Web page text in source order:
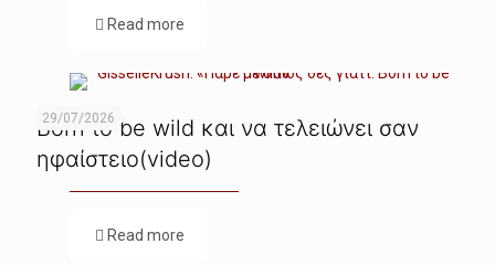
Read more
29/07/2026
Born to be wild και να τελειώνει σαν
ηφαίστειο(video)
Read more